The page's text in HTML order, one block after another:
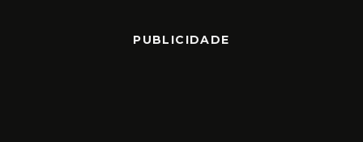
PUBLICIDADE